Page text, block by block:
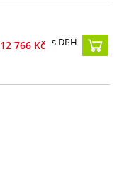
12 766 Kč s DPH